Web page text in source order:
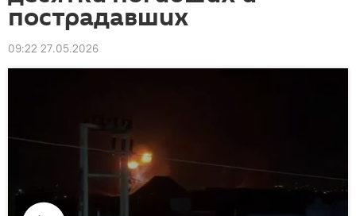
пострадавших
09:22 27.05.2026